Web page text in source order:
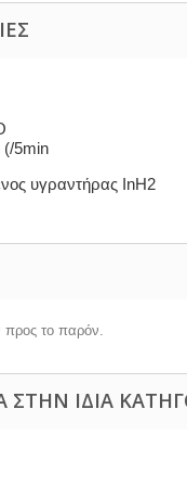
(/5min
υγραντήρας InH2
προς το παρόν.
ΊΔΙΑ